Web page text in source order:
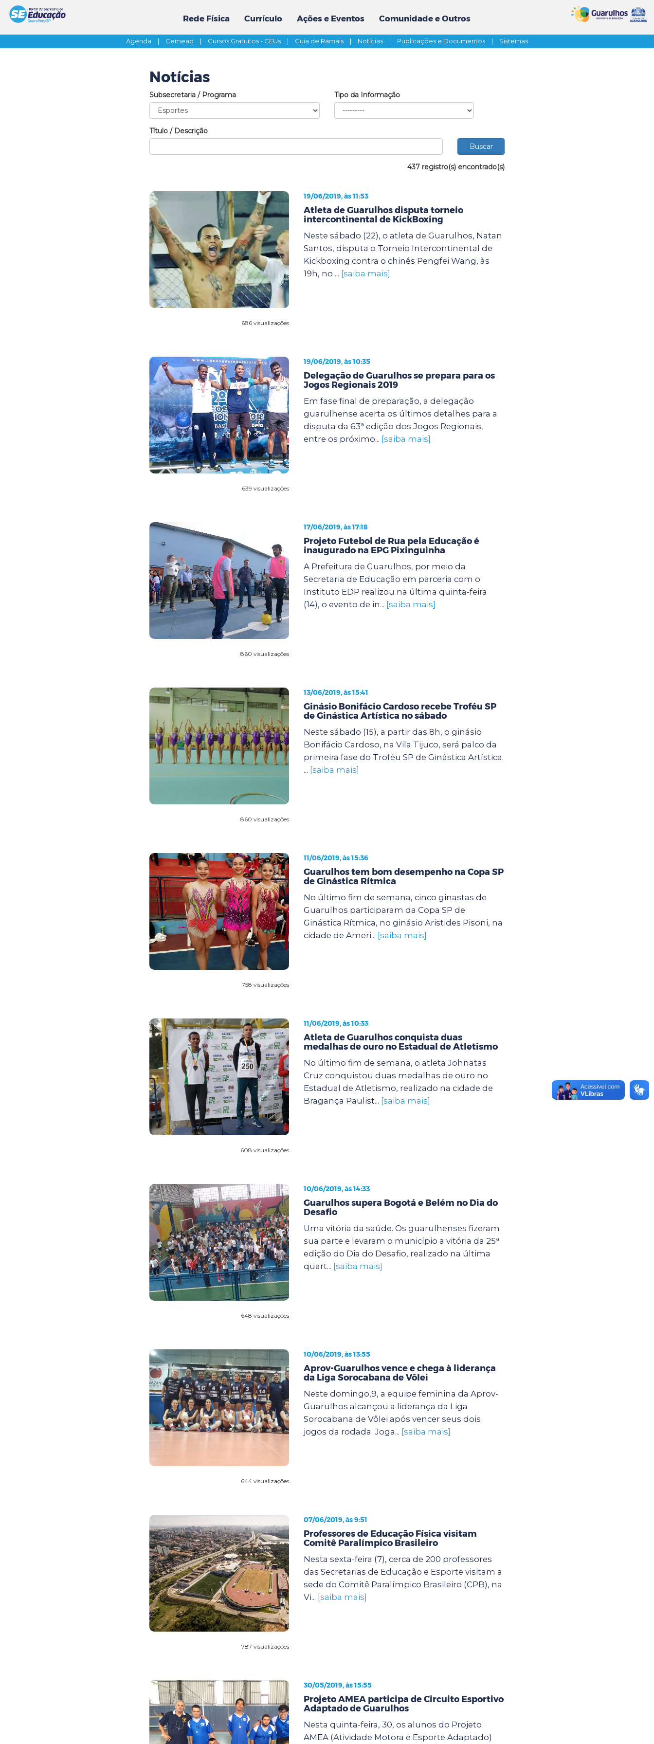
Rede Física Currículo Ações e Eventos Comunidade e Outros
Agenda | Cemead | Cursos Gratuitos - CEUs | Guia de Ramais | Notícias | Publicações e Documentos | Sistemas
Notícias
Subsecretaria / Programa Tipo da Informação
Título / Descrição
437 registro(s) encontrado(s)
686 visualizações
19/06/2019, às 11:53
Atleta de Guarulhos disputa torneio
intercontinental de KickBoxing
Neste sábado (22), o atleta de Guarulhos, Natan
Santos, disputa o Torneio Intercontinental de
Kickboxing contra o chinês Pengfei Wang, às
19h, no ... [saiba mais]
639 visualizações
19/06/2019, às 10:35
Delegação de Guarulhos se prepara para os
Jogos Regionais 2019
Em fase final de preparação, a delegação
guarulhense acerta os últimos detalhes para a
disputa da 63ª edição dos Jogos Regionais,
entre os próximo... [saiba mais]
860 visualizações
17/06/2019, às 17:18
Projeto Futebol de Rua pela Educação é
inaugurado na EPG Pixinguinha
A Prefeitura de Guarulhos, por meio da
Secretaria de Educação em parceria com o
Instituto EDP realizou na última quinta-feira
(14), o evento de in... [saiba mais]
860 visualizações
13/06/2019, às 15:41
Ginásio Bonifácio Cardoso recebe Troféu SP
de Ginástica Artística no sábado
Neste sábado (15), a partir das 8h, o ginásio
Bonifácio Cardoso, na Vila Tijuco, será palco da
primeira fase do Troféu SP de Ginástica Artística.
... [saiba mais]
758 visualizações
11/06/2019, às 15:36
Guarulhos tem bom desempenho na Copa SP
de Ginástica Rítmica
No último fim de semana, cinco ginastas de
Guarulhos participaram da Copa SP de
Ginástica Rítmica, no ginásio Aristides Pisoni, na
cidade de Ameri... [saiba mais]
608 visualizações
11/06/2019, às 10:33
Atleta de Guarulhos conquista duas
medalhas de ouro no Estadual de Atletismo
No último fim de semana, o atleta Johnatas
Cruz conquistou duas medalhas de ouro no
Estadual de Atletismo, realizado na cidade de
Bragança Paulist... [saiba mais]
648 visualizações
10/06/2019, às 14:33
Guarulhos supera Bogotá e Belém no Dia do
Desafio
Uma vitória da saúde. Os guarulhenses fizeram
sua parte e levaram o município a vitória da 25ª
edição do Dia do Desafio, realizado na última
quart... [saiba mais]
644 visualizações
10/06/2019, às 13:55
Aprov-Guarulhos vence e chega à liderança
da Liga Sorocabana de Vôlei
Neste domingo,9, a equipe feminina da Aprov-
Guarulhos alcançou a liderança da Liga
Sorocabana de Vôlei após vencer seus dois
jogos da rodada. Joga... [saiba mais]
787 visualizações
07/06/2019, às 9:51
Professores de Educação Física visitam
Comitê Paralímpico Brasileiro
Nesta sexta-feira (7), cerca de 200 professores
das Secretarias de Educação e Esporte visitam a
sede do Comitê Paralímpico Brasileiro (CPB), na
Vi... [saiba mais]
30/05/2019, às 15:55
Projeto AMEA participa de Circuito Esportivo
Adaptado de Guarulhos
Nesta quinta-feira, 30, os alunos do Projeto
AMEA (Atividade Motora e Esporte Adaptado)